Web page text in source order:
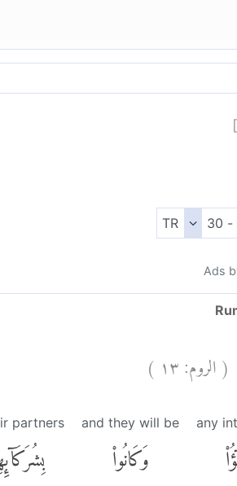
[
Ads
(الروم:١٣ )
any
and they will be
وَكَانُوا۟
partners